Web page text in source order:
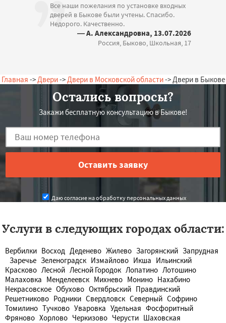
Все наши пожелания по установке входных
дверей в Быкове были учтены. Спасибо.
Недорого. Качественно.
— А. Александровна, 13.07.2026
Россия, Быково, Школьная, 17
Главная -> Двери-> Двери в Московской области-> Двери в Быкове
Остались вопросы?
Закажи бесплатную консультацию в Быкове!
Даю согласие на обработку персональных данных
Услуги в следующих городах области:
Вербилки Восход Деденево Жилево Загорянский Запрудная
Заречье Зеленоградск Измайлово Икша Ильинский
Красково Лесной Лесной Городок Лопатино Лотошино
Малаховка Менделеевск Михнево Монино Нахабино
Некрасовское Обухово Октябрьский Правдинский
Решетниково Родники Свердловск Северный Софрино
Томилино Тучково Уваровка Удельная Фосфоритный
Фряново Хорлово Черкизово Черусти Шаховская